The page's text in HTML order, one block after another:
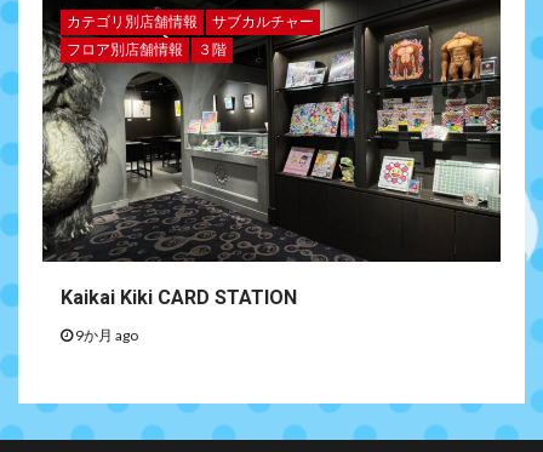
カテゴリ別店舗情報
サブカルチャー
フロア別店舗情報
３階
Kaikai Kiki CARD STATION
9か月 ago